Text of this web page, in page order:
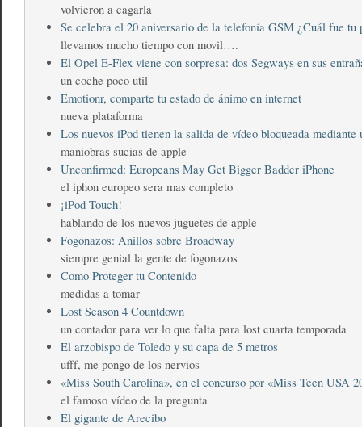
volvieron a cagarla
Se celebra el 20 aniversario de la telefonía GSM ¿Cuál fue tu
llevamos mucho tiempo con movil….
El Opel E-Flex viene con sorpresa: dos Segways en sus
un coche poco util
Emotionr, comparte tu estado de ánimo en internet
nueva plataforma
Los nuevos iPod tienen la salida de vídeo bloqueada mediante
maniobras sucias de apple
Unconfirmed: Europeans May Get Bigger Badder iPhone
el iphon europeo sera mas completo
¡iPod Touch!
hablando de los nuevos juguetes de apple
Fogonazos: Anillos sobre Broadway
siempre genial la gente de fogonazos
Como Proteger tu Contenido
medidas a tomar
Lost Season 4 Countdown
un contador para ver lo que falta para lost cuarta temporada
El arzobispo de Toledo y su capa de 5 metros
ufff, me pongo de los nervios
«Miss South Carolina», en el concurso por «Miss Teen USA
el famoso vídeo de la pregunta
El gigante de Arecibo